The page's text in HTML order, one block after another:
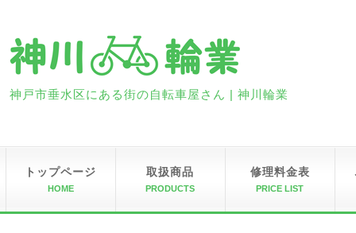
神戸市垂水区にある街の自転車屋さん | 神川輪業
トップページ
HOME
取扱商品
PRODUCTS
修理料金表
PRICE LIST